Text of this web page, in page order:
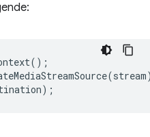
();
(stream
);